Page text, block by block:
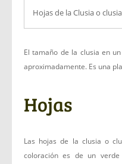
Hojas de la Clusia o
El tamaño de la clusia en
aproximadamente. Es una
Hojas
Las hojas de la clusia o
coloración es de un